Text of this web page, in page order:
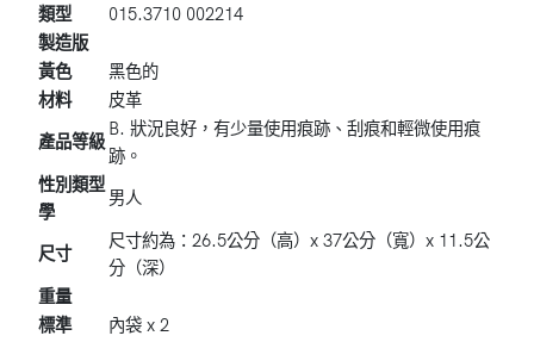
類型
015.3710 002214
製造版
黃色
黑色的
材料
皮革
產品等級
B. 狀況良好，有少量使用痕跡、刮痕和輕微使用痕
跡。
性別類型
學
男人
尺寸
尺寸約為：26.5公分（高）x 37公分（寬）x 11.5公
分（深）
重量
標準
內袋 x 2